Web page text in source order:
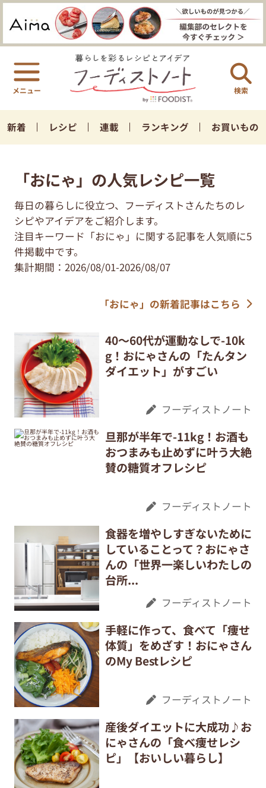
検索
新着 レシピ 連載 ランキング お買いもの
「おにゃ」の人気レシピ一覧
毎日の暮らしに役立つ、フーディストさんたちのレ
シピやアイデアをご紹介します。
注目キーワード「おにゃ」に関する記事を人気順に5
件掲載中です。
集計期間：2026/08/01-2026/08/07
「おにゃ」の新着記事はこちら
40～60代が運動なしで-10k
g！おにゃさんの「たんタン
ダイエット」がすごい
フーディストノート
旦那が半年で-11kg！お酒も
おつまみも止めずに叶う大絶
賛の糖質オフレシピ
フーディストノート
食器を増やしすぎないために
していることって？おにゃさ
んの「世界一楽しいわたしの
台所...
フーディストノート
手軽に作って、食べて「痩せ
体質」をめざす！おにゃさん
のMy Bestレシピ
フーディストノート
産後ダイエットに大成功♪お
にゃさんの「食べ痩せレシ
ピ」【おいしい暮らし】